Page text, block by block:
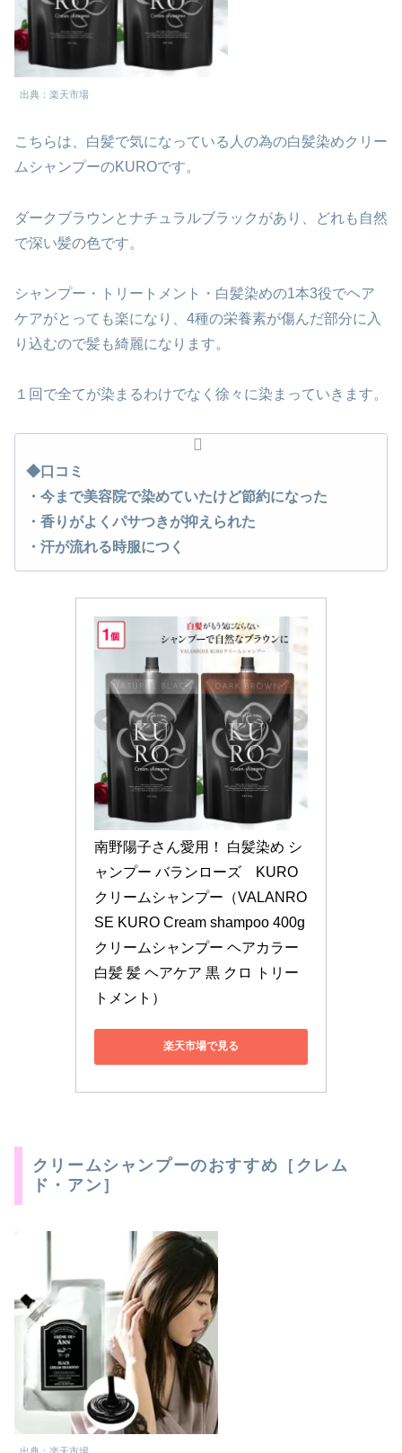
出典：楽天市場
こちらは、白髪で気になっている人の為の白髪染めクリー
ムシャンプーのKUROです。
ダークブラウンとナチュラルブラックがあり、どれも自然
で深い髪の色です。
シャンプー・トリートメント・白髪染めの1本3役でヘア
ケアがとっても楽になり、4種の栄養素が傷んだ部分に入
り込むので髪も綺麗になります。
１回で全てが染まるわけでなく徐々に染まっていきます。
◆口コミ
・今まで美容院で染めていたけど節約になった
・香りがよくパサつきが抑えられた
・汗が流れる時服につく
南野陽子さん愛用！ 白髪染め シ
ャンプー バランローズ　KURO
クリームシャンプー（VALANRO
SE KURO Cream shampoo 400g
クリームシャンプー ヘアカラー
白髪 髪 ヘアケア 黒 クロ トリー
トメント）
楽天市場で見る
クリームシャンプーのおすすめ［クレム
ド・アン］